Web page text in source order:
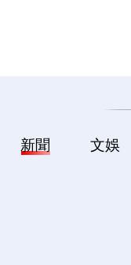
新聞 文娛